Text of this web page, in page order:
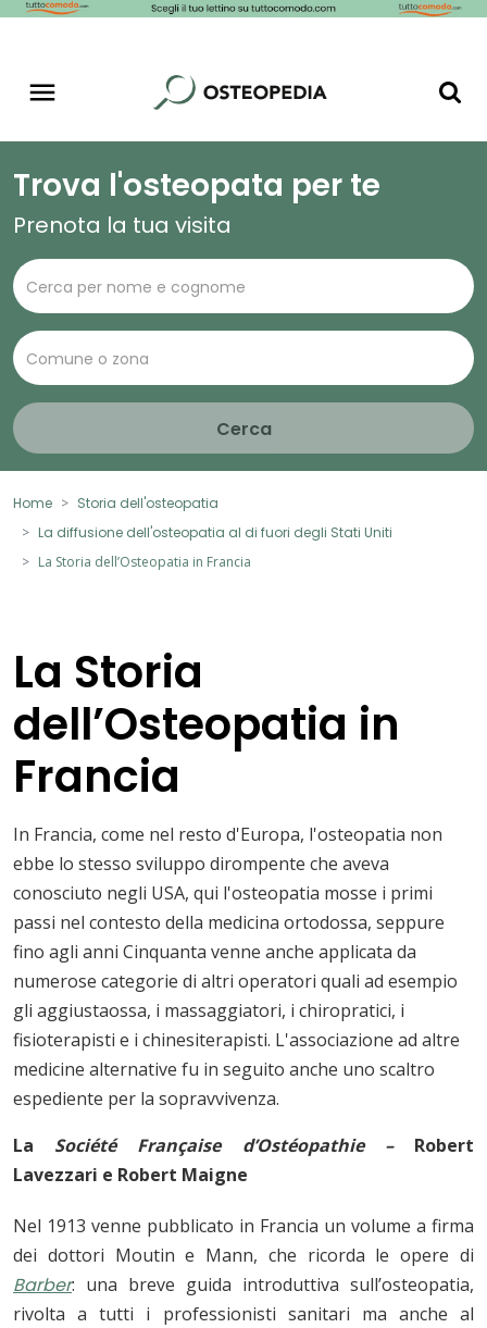
Trova l'osteopata per te
Prenota la tua visita
Cerca
Home
Storia dell'osteopatia
La diffusione dell'osteopatia al di fuori degli Stati Uniti
La Storia dell’Osteopatia in Francia
La Storia
dell’Osteopatia in
Francia
In Francia, come nel resto d'Europa, l'osteopatia non
ebbe lo stesso sviluppo dirompente che aveva
conosciuto negli USA, qui l'osteopatia mosse i primi
passi nel contesto della medicina ortodossa, seppure
fino agli anni Cinquanta venne anche applicata da
numerose categorie di altri operatori quali ad esempio
gli aggiustaossa, i massaggiatori, i chiropratici, i
fisioterapisti e i chinesiterapisti. L'associazione ad altre
medicine alternative fu in seguito anche uno scaltro
espediente per la sopravvivenza.
La Société Française d’Ostéopathie – Robert
Lavezzari e Robert Maigne
Nel 1913 venne pubblicato in Francia un volume a firma
dei dottori Moutin e Mann, che ricorda le opere di
Barber: una breve guida introduttiva sull’osteopatia,
rivolta a tutti i professionisti sanitari ma anche al